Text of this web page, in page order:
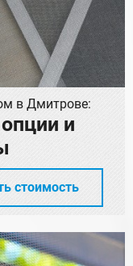
в Дмитрове:
и
стоимость